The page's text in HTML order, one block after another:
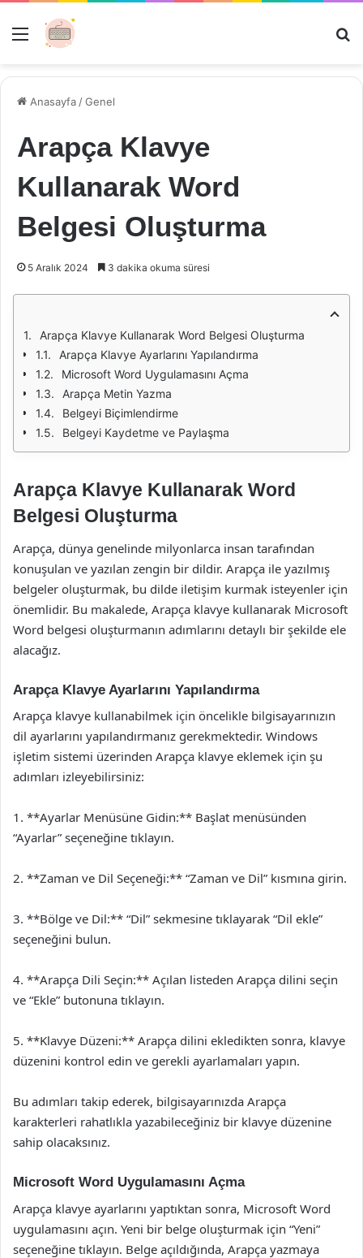
Menü
Anasayfa /Genel
Arapça Klavye
Kullanarak Word
Belgesi Oluşturma
5 Aralık 2024 3 dakika okuma süresi
Arapça Klavye Kullanarak Word Belgesi Oluşturma
Arapça Klavye Ayarlarını Yapılandırma
Microsoft Word Uygulamasını Açma
Arapça Metin Yazma
Belgeyi Biçimlendirme
Belgeyi Kaydetme ve Paylaşma
Arapça Klavye Kullanarak Word
Belgesi Oluşturma
Arapça, dünya genelinde milyonlarca insan tarafından
konuşulan ve yazılan zengin bir dildir. Arapça ile yazılmış
belgeler oluşturmak, bu dilde iletişim kurmak isteyenler için
önemlidir. Bu makalede, Arapça klavye kullanarak Microsoft
Word belgesi oluşturmanın adımlarını detaylı bir şekilde ele
alacağız.
Arapça Klavye Ayarlarını Yapılandırma
Arapça klavye kullanabilmek için öncelikle bilgisayarınızın
dil ayarlarını yapılandırmanız gerekmektedir. Windows
işletim sistemi üzerinden Arapça klavye eklemek için şu
adımları izleyebilirsiniz:
1. **Ayarlar Menüsüne Gidin:** Başlat menüsünden
“Ayarlar” seçeneğine tıklayın.
2. **Zaman ve Dil Seçeneği:** “Zaman ve Dil” kısmına girin.
3. **Bölge ve Dil:** “Dil” sekmesine tıklayarak “Dil ekle”
seçeneğini bulun.
4. **Arapça Dili Seçin:** Açılan listeden Arapça dilini seçin
ve “Ekle” butonuna tıklayın.
5. **Klavye Düzeni:** Arapça dilini ekledikten sonra, klavye
düzenini kontrol edin ve gerekli ayarlamaları yapın.
Bu adımları takip ederek, bilgisayarınızda Arapça
karakterleri rahatlıkla yazabileceğiniz bir klavye düzenine
sahip olacaksınız.
Microsoft Word Uygulamasını Açma
Arapça klavye ayarlarını yaptıktan sonra, Microsoft Word
uygulamasını açın. Yeni bir belge oluşturmak için “Yeni”
seçeneğine tıklayın. Belge açıldığında, Arapça yazmaya